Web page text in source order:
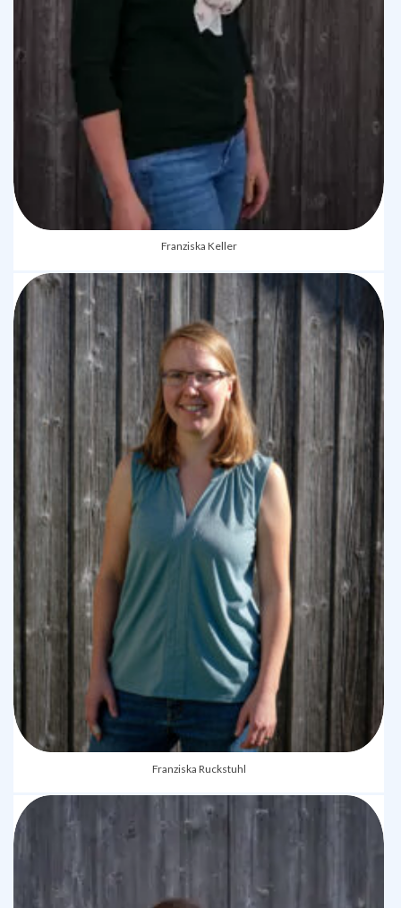
Franziska Keller
Franziska Ruckstuhl